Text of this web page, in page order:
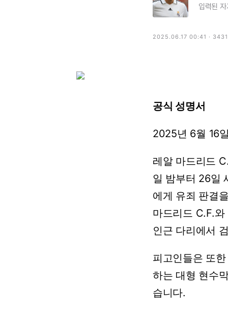
입력된
2025.06.17 00:41 ·
공식 성명서
2025년 6월 16
레알 마드리드
일 밤부터 26일
에게 유죄 판결
마드리드 C.F.
인근 다리에서
피고인들은 또
하는 대형 현수
습니다.